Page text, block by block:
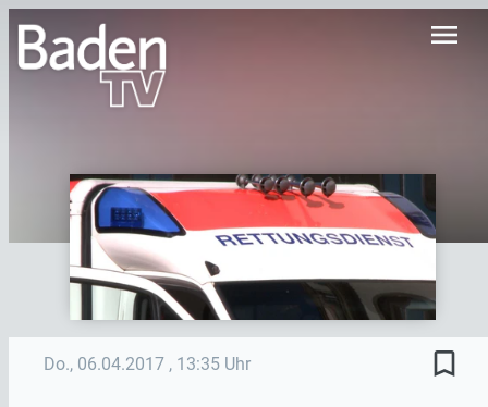
menu
Do., 06.04.2017 , 13:35 Uhr bookmark_border